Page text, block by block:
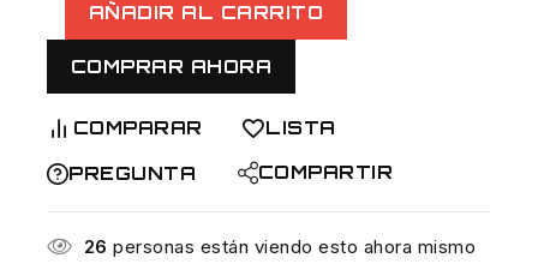
AÑADIR AL CARRITO
COMPRAR AHORA
COMPARAR
LISTA
PREGUNTA
COMPARTIR
26 personas están viendo esto ahora mismo